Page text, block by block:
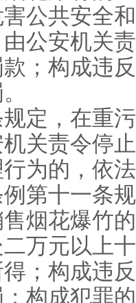
公共安全
公安机关
；构成违
定，在重
关责令停
为的，依
第十一条
烟花爆竹
万元以上
；构成违
构成犯罪